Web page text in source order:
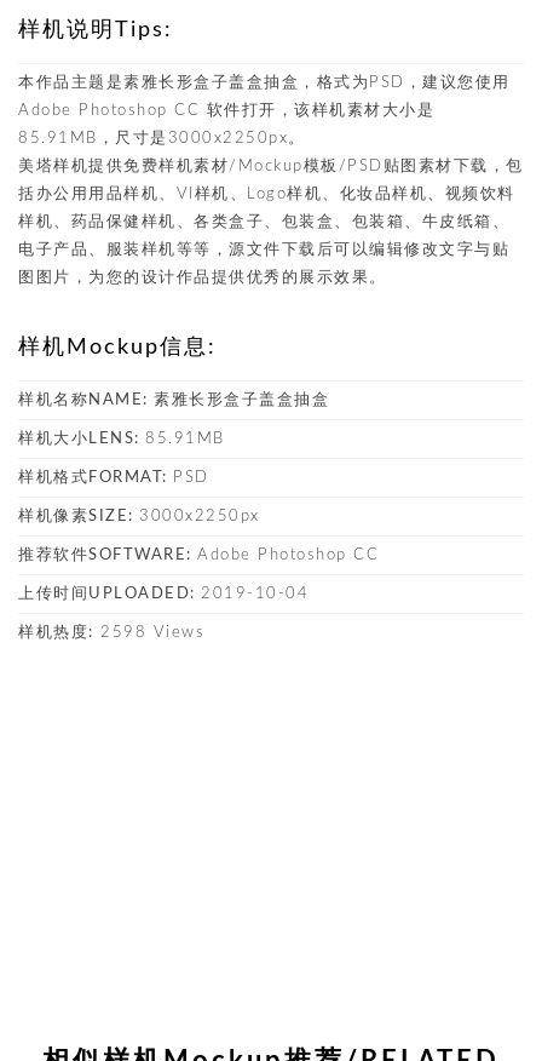
样机说明Tips:
本作品主题是素雅长形盒子盖盒抽盒，格式为PSD，建议您使用
Adobe Photoshop CC 软件打开，该样机素材大小是
85.91MB，尺寸是3000x2250px。
美塔样机提供免费样机素材/Mockup模板/PSD贴图素材下载，包
括办公用用品样机、VI样机、Logo样机、化妆品样机、视频饮料
样机、药品保健样机、各类盒子、包装盒、包装箱、牛皮纸箱、
电子产品、服装样机等等，源文件下载后可以编辑修改文字与贴
图图片，为您的设计作品提供优秀的展示效果。
样机Mockup信息:
样机名称NAME: 素雅长形盒子盖盒抽盒
样机大小LENS: 85.91MB
样机格式FORMAT: PSD
样机像素SIZE: 3000x2250px
推荐软件SOFTWARE: Adobe Photoshop CC
上传时间UPLOADED: 2019-10-04
样机热度: 2598 Views